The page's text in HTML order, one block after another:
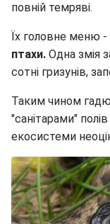
повній темряві.
Їх головне меню -
птахи. Одна змія
сотні гризунів,
Таким чином
"санітарами" полів
екосистеми